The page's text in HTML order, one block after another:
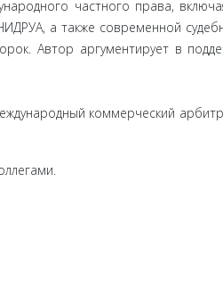
частного права,
а также современной
Автор аргументирует в
коммерческий